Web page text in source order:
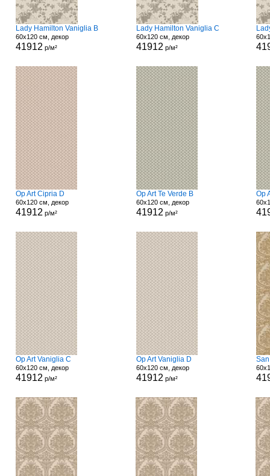
Lady Hamilton Vaniglia B
60x120 см, декор
41912 р/м²
Lady Hamilton Vaniglia C
60x120 см, декор
41912 р/м²
Op Art Cipria D
60x120 см, декор
41912 р/м²
Op Art Te Verde B
60x120 см, декор
41912 р/м²
Op
Op Art Vaniglia C
60x120 см, декор
41912 р/м²
Op Art Vaniglia D
60x120 см, декор
41912 р/м²